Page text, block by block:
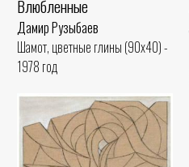
Влюбленные
Дамир Рузыбаев
Шамот, цветные глины (90x40) -
1978 год